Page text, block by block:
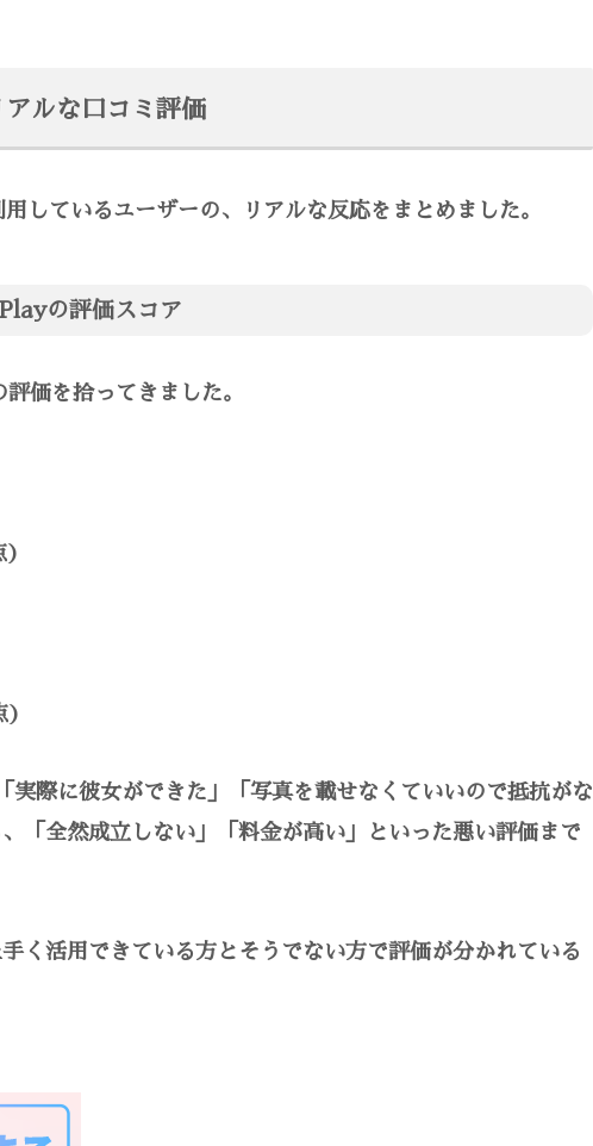
ルな口コミ評価
しているユーザーの、リアルな反応をまとめました。
の評価スコア
価を拾ってきました。
)
)
実際に彼女ができた」「写真を載せなくていいので抵抗がな
「全然成立しない」「料金が高い」といった悪い評価まで
く活用できている方とそうでない方で評価が分かれている